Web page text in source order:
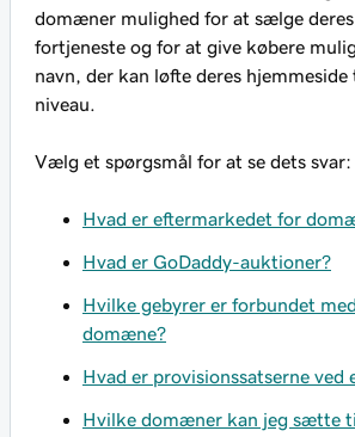
domæner mulighed for at sælge
fortjeneste og for at give købere
navn, der kan løfte deres
niveau.
Vælg et spørgsmål for at se dets svar:
Hvad er eftermarkedet for
Hvad er GoDaddy-auktioner?
Hvilke gebyrer er forbundet
domæne?
Hvad er provisionssatserne ved
Hvilke domæner kan jeg sætte